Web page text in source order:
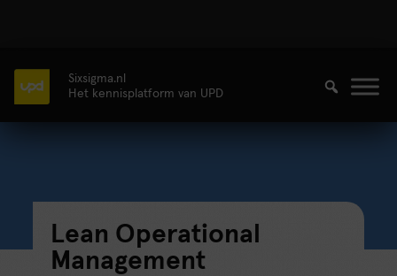
Sixsigma.nl
Het kennisplatform van UPD
Lean Operational
Management